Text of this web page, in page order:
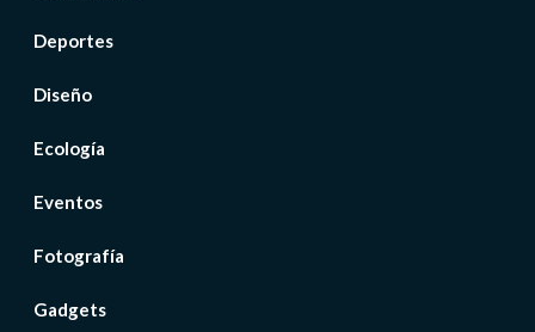
Deportes
Diseño
Ecología
Eventos
Fotografía
Gadgets